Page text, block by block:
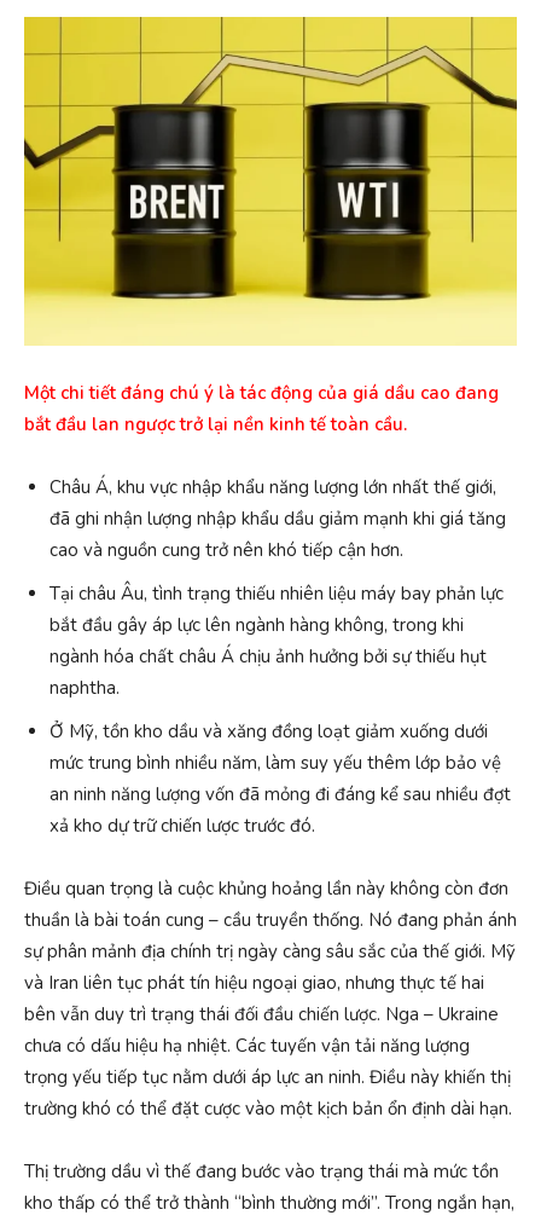
Một chi tiết đáng chú ý là tác động của giá dầu cao đang
bắt đầu lan ngược trở lại nền kinh tế toàn cầu.
Châu Á, khu vực nhập khẩu năng lượng lớn nhất thế giới,
đã ghi nhận lượng nhập khẩu dầu giảm mạnh khi giá tăng
cao và nguồn cung trở nên khó tiếp cận hơn.
Tại châu Âu, tình trạng thiếu nhiên liệu máy bay phản lực
bắt đầu gây áp lực lên ngành hàng không, trong khi
ngành hóa chất châu Á chịu ảnh hưởng bởi sự thiếu hụt
naphtha.
Ở Mỹ, tồn kho dầu và xăng đồng loạt giảm xuống dưới
mức trung bình nhiều năm, làm suy yếu thêm lớp bảo vệ
an ninh năng lượng vốn đã mỏng đi đáng kể sau nhiều đợt
xả kho dự trữ chiến lược trước đó.
Điều quan trọng là cuộc khủng hoảng lần này không còn đơn
thuần là bài toán cung – cầu truyền thống. Nó đang phản ánh
sự phân mảnh địa chính trị ngày càng sâu sắc của thế giới. Mỹ
và Iran liên tục phát tín hiệu ngoại giao, nhưng thực tế hai
bên vẫn duy trì trạng thái đối đầu chiến lược. Nga – Ukraine
chưa có dấu hiệu hạ nhiệt. Các tuyến vận tải năng lượng
trọng yếu tiếp tục nằm dưới áp lực an ninh. Điều này khiến thị
trường khó có thể đặt cược vào một kịch bản ổn định dài hạn.
Thị trường dầu vì thế đang bước vào trạng thái mà mức tồn
kho thấp có thể trở thành “bình thường mới”. Trong ngắn hạn,